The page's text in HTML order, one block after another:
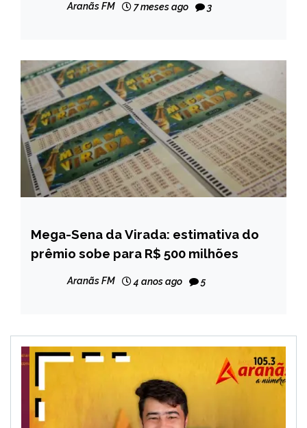
Aranãs FM 7 meses ago 3
BRASIL
NOTÍCIAS
Mega-Sena da Virada: estimativa do
prêmio sobe para R$ 500 milhões
Aranãs FM 4 anos ago 5